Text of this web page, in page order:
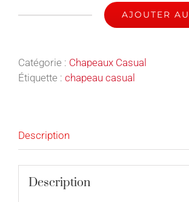
en
green
AJOUTER
Catégorie : Chapeaux Casual
Étiquette : chapeau casual
Description
Description